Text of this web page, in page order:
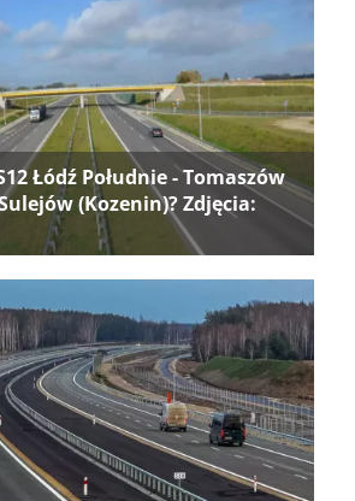
Łódź Południe - Tomaszów
(Kozenin)? Zdjęcia: